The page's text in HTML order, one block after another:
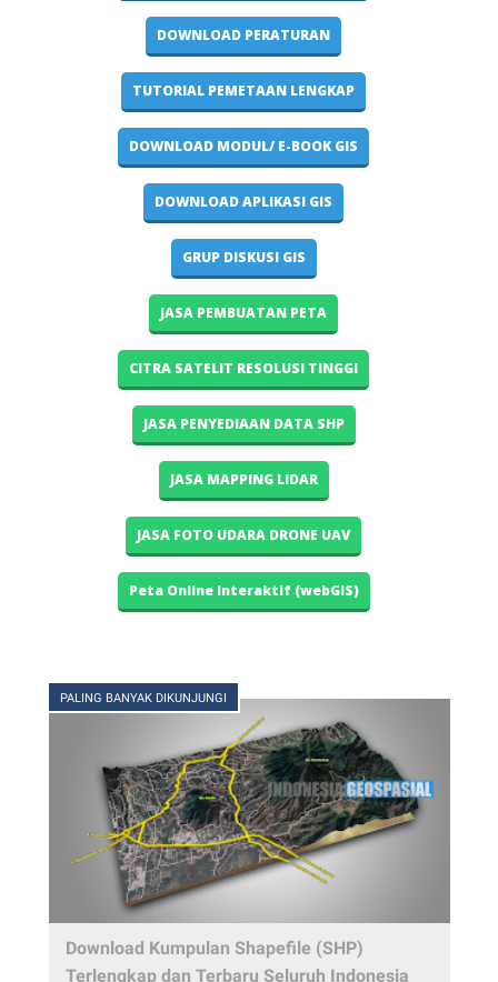
DOWNLOAD PERATURAN
TUTORIAL PEMETAAN LENGKAP
DOWNLOAD MODUL/ E-BOOK GIS
DOWNLOAD APLIKASI GIS
GRUP DISKUSI GIS
JASA PEMBUATAN PETA
CITRA SATELIT RESOLUSI TINGGI
JASA PENYEDIAAN DATA SHP
JASA MAPPING LIDAR
JASA FOTO UDARA DRONE UAV
Peta Online Interaktif (webGIS)
PALING BANYAK DIKUNJUNGI
Download Kumpulan Shapefile (SHP)
Terlengkap dan Terbaru Seluruh Indonesia